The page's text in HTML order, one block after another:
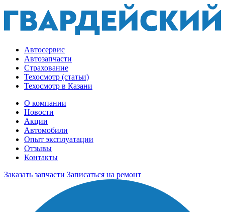
Автосервис
Автозапчасти
Страхование
Техосмотр (статьи)
Техосмотр в Казани
О компании
Новости
Акции
Автомобили
Опыт эксплуатации
Отзывы
Контакты
Заказать запчасти Записаться на ремонт